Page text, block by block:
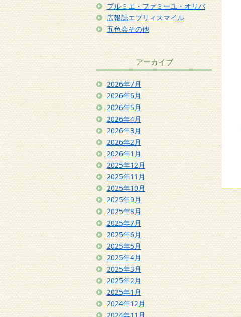
プルミエ・ファミーユ・オリバ
広報誌エブリィスマイル
五色会その他
アーカイブ
2026年7月
2026年6月
2026年5月
2026年4月
2026年3月
2026年2月
2026年1月
2025年12月
2025年11月
2025年10月
2025年9月
2025年8月
2025年7月
2025年6月
2025年5月
2025年4月
2025年3月
2025年2月
2025年1月
2024年12月